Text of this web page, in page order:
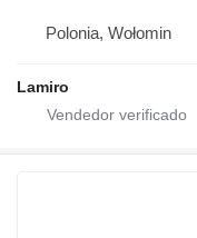
Polonia, Wołomin
Lamiro